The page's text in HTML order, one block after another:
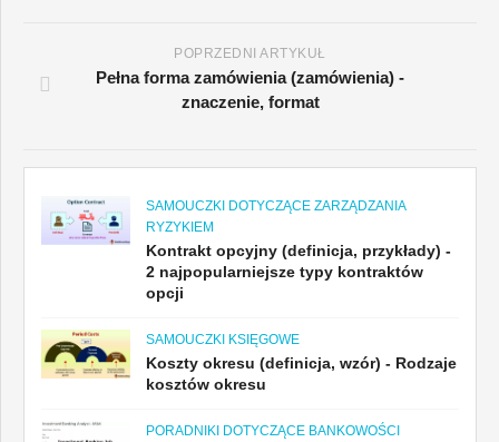
POPRZEDNI ARTYKUŁ
Pełna forma zamówienia (zamówienia) -
znaczenie, format
SAMOUCZKI DOTYCZĄCE ZARZĄDZANIA
RYZYKIEM
Kontrakt opcyjny (definicja, przykłady) -
2 najpopularniejsze typy kontraktów
opcji
SAMOUCZKI KSIĘGOWE
Koszty okresu (definicja, wzór) - Rodzaje
kosztów okresu
PORADNIKI DOTYCZĄCE BANKOWOŚCI